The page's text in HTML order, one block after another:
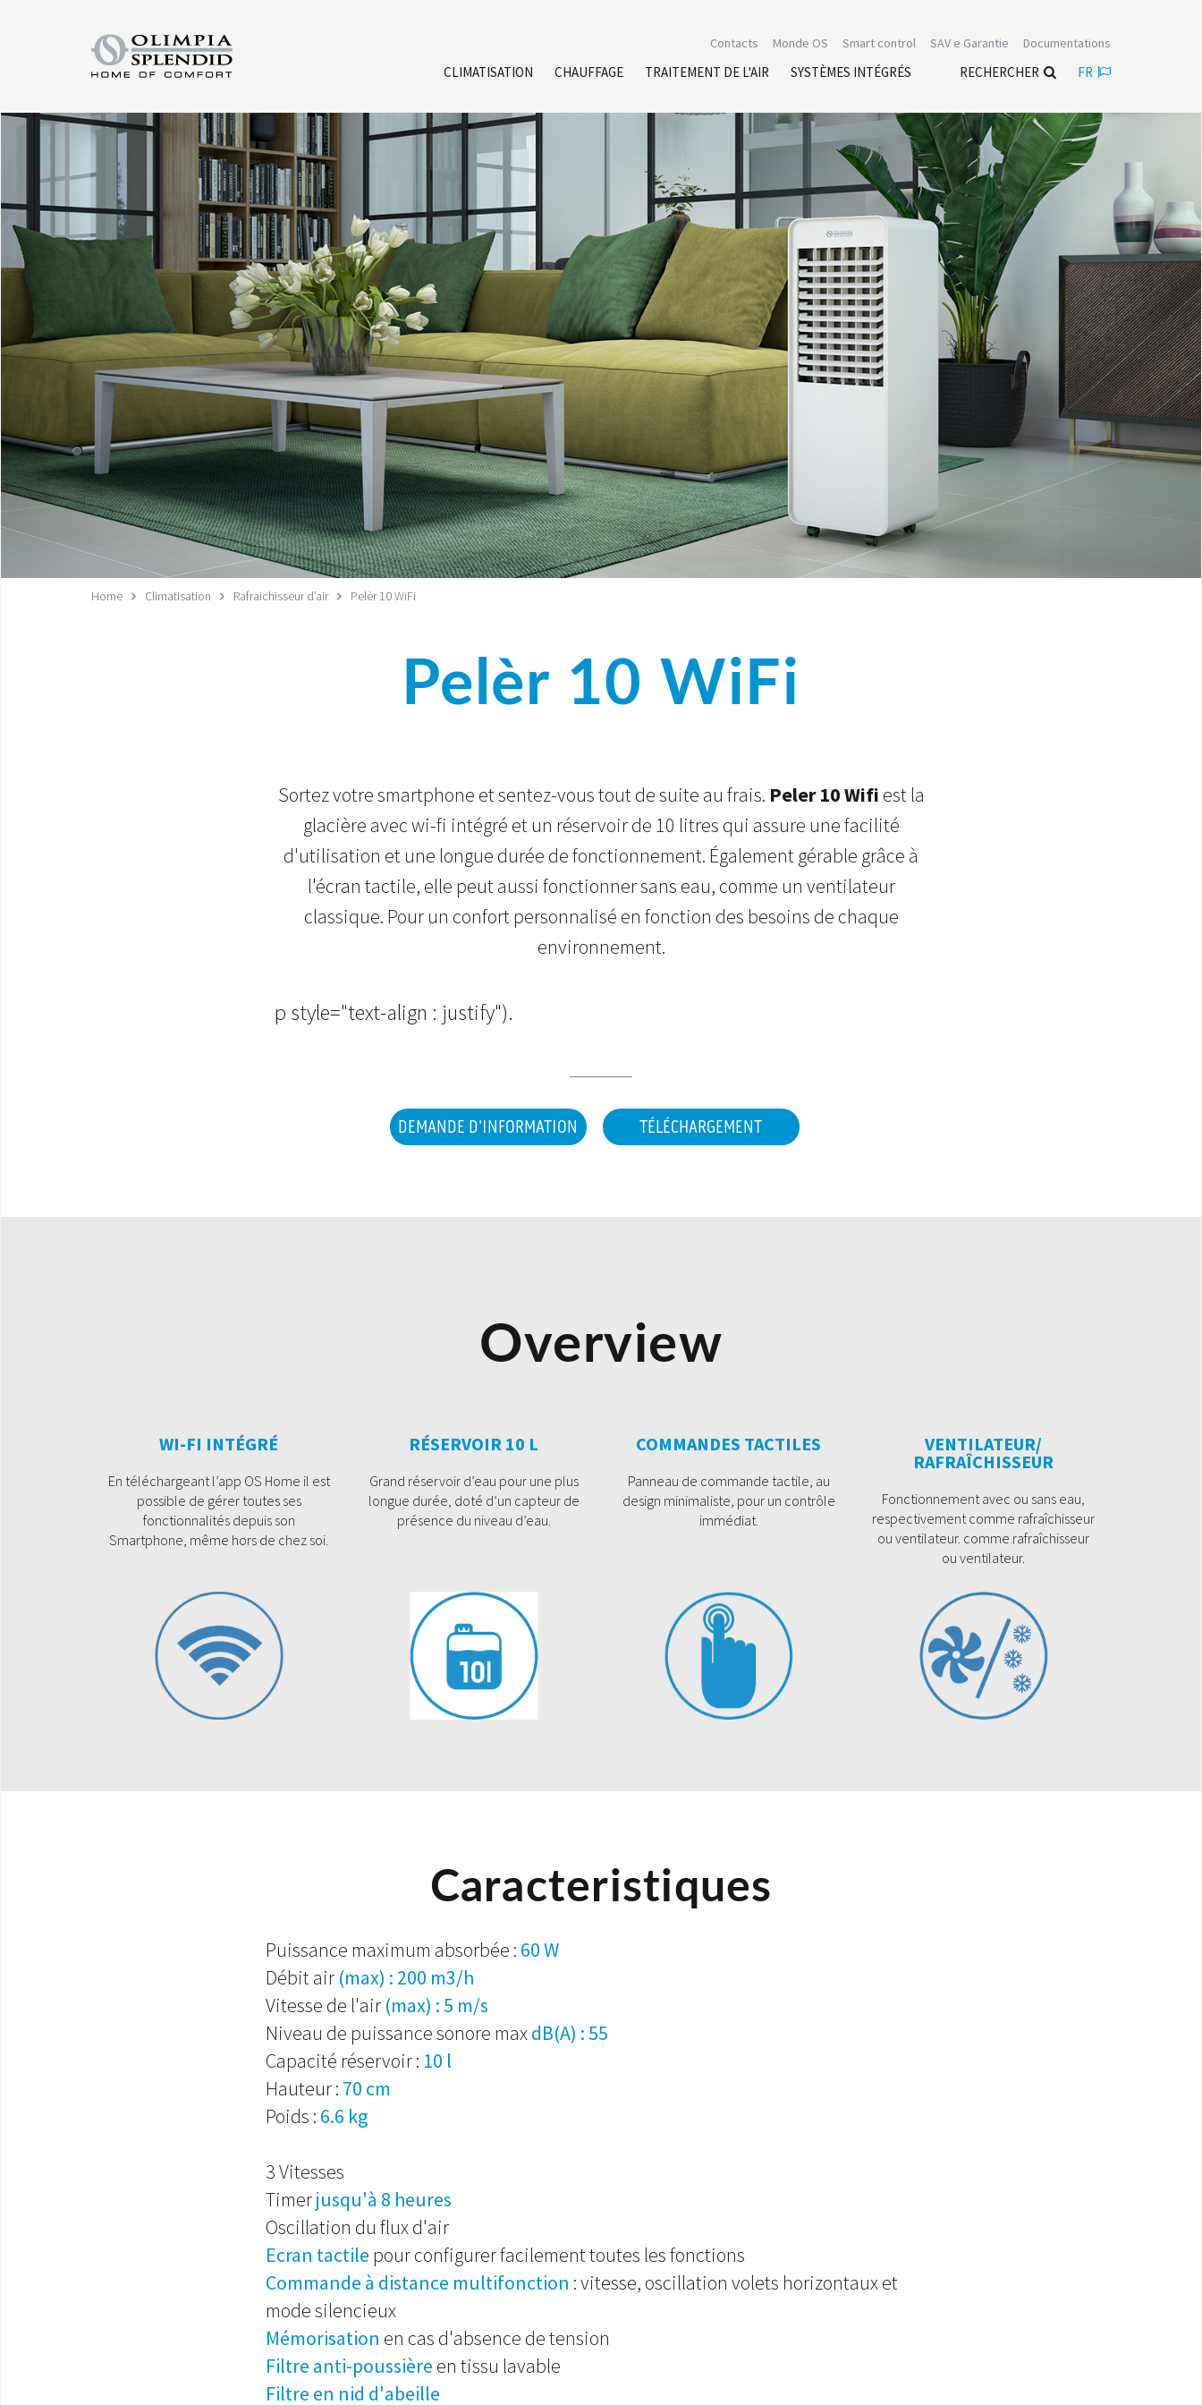
Documentations
SAV e Garantie
Smart control
Monde OS
Contacts
CLIMATISATION CHAUFFAGE TRAITEMENT DE L'AIR SYSTÈMES INTÉGRÉS RECHERCHER FR
Home Climatisation Rafraichisseur d’air Pelèr 10 WiFi
Pelèr 10 WiFi
Sortez votre smartphone et sentez-vous tout de suite au frais. Peler 10 Wifi est la
glacière avec wi-fi intégré et un réservoir de 10 litres qui assure une facilité
d'utilisation et une longue durée de fonctionnement. Également gérable grâce à
l'écran tactile, elle peut aussi fonctionner sans eau, comme un ventilateur
classique. Pour un confort personnalisé en fonction des besoins de chaque
environnement.
p style="text-align : justify").
DEMANDE D'INFORMATION TÉLÉCHARGEMENT
Overview
WI-FI INTÉGRÉ
En téléchargeant l’app OS Home il est
possible de gérer toutes ses
fonctionnalités depuis son
Smartphone, même hors de chez soi.
RÉSERVOIR 10 L
Grand réservoir d’eau pour une plus
longue durée, doté d’un capteur de
présence du niveau d’eau.
COMMANDES TACTILES
Panneau de commande tactile, au
design minimaliste, pour un contrôle
immédiat.
VENTILATEUR/
RAFRAÎCHISSEUR
Fonctionnement avec ou sans eau,
respectivement comme rafraîchisseur
ou ventilateur. comme rafraîchisseur
ou ventilateur.
Caracteristiques
Puissance maximum absorbée : 60 W
Débit air (max) : 200 m3/h
Vitesse de l'air (max) : 5 m/s
Niveau de puissance sonore maxdB(A) : 55
Capacité réservoir : 10 l
Hauteur : 70 cm
Poids : 6.6 kg
3 Vitesses
Timerjusqu'à 8 heures
Oscillation du flux d'air
Ecran tactile pour configurer facilement toutes les fonctions
Commande à distance multifonction : vitesse, oscillation volets horizontaux et
mode silencieux
Mémorisation en cas d'absence de tension
Filtre anti-poussière en tissu lavable
Filtre en nid d'abeille